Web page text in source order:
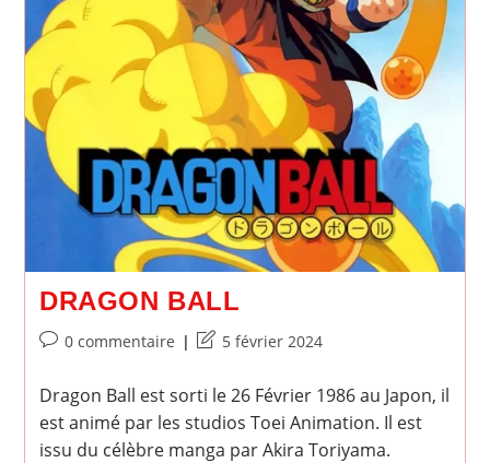
DRAGON BALL
Commentaires
la
publication :
0 commentaire
Dernière
de
la
publication :
5 février 2024
Dragon Ball est sorti le 26 Février 1986 au Japon, il
est animé par les studios Toei Animation. Il est
issu du célèbre manga par Akira Toriyama.